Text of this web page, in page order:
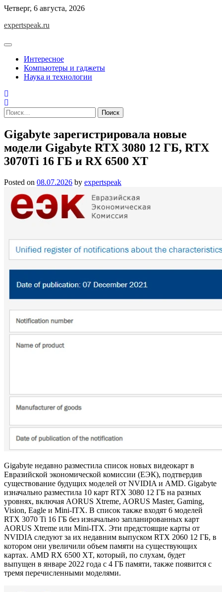
Skip
content
Четверг, 6 августа, 2026
expertspeak.ru
Интересное
Компьютеры и гаджеты
Наука и технологии
Найти:
Gigabyte зарегистрировала новые
модели Gigabyte RTX 3080 12 ГБ, RTX
3070Ti 16 ГБ и RX 6500 XT
Posted on 08.07.2026 by expertspeak
Gigabyte недавно разместила список новых видеокарт в
Евразийской экономической комиссии (ЕЭК), подтвердив
существование будущих моделей от NVIDIA и AMD. Gigabyte
изначально разместила 10 карт RTX 3080 12 ГБ на разных
уровнях, включая AORUS Xtreme, AORUS Master, Gaming,
Vision, Eagle и Mini-ITX. В список также входят 6 моделей
RTX 3070 Ti 16 ГБ без изначально запланированных карт
AORUS Xtreme или Mini-ITX. Эти предстоящие карты от
NVIDIA следуют за их недавним выпуском RTX 2060 12 ГБ, в
котором они увеличили объем памяти на существующих
картах. AMD RX 6500 XT, который, по слухам, будет
выпущен в январе 2022 года с 4 ГБ памяти, также появится с
тремя перечисленными моделями.